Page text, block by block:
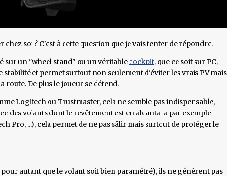
soi ? C'est à cette question que je vais tenter de répondre.
sur un "wheel stand" ou un véritable cockpit, que ce soit sur PC,
et permet surtout non seulement d'éviter les vrais PV mais
route. De plus le joueur se détend.
Logitech ou Trustmaster, cela ne semble pas indispensable,
des volants dont le revêtement est en alcantara par exemple
Pro, ...), cela permet de ne pas sâlir mais surtout de protéger le
autant que le volant soit bien paramétré), ils ne génèrent pas